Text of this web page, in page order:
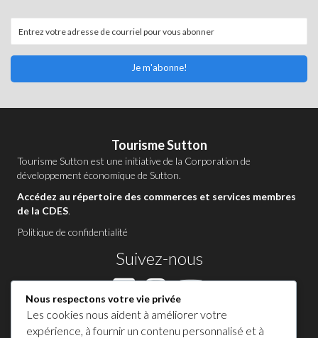
Je m'abonne!
Tourisme Sutton
Tourisme Sutton est une initiative de la Corporation de
développement économique de Sutton.
Accédez au répertoire des commerces et services membres
de la CDES.
Politique de confidentialité
Suivez-nous
Contactez-nous à Sutton
Nous respectons votre vie privée
Les cookies nous aident à améliorer votre
expérience, à fournir un contenu personnalisé et à